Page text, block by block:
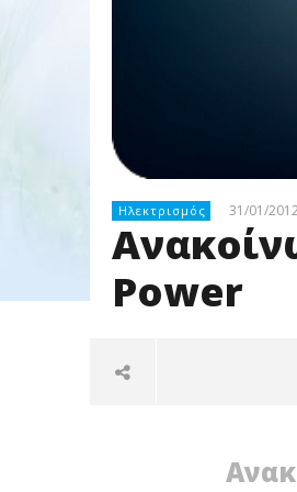
Ηλεκτρισμός 31/01/
Power